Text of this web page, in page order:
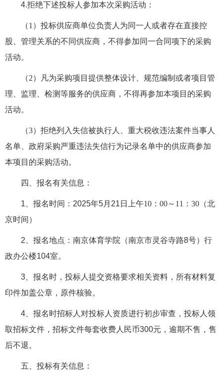
4.拒绝下述投标人参加本次采购活动：
（1）投标供应商单位负责人为同一人或者存在直接控
股、管理关系的不同供应商，不得参加同一合同项下的采购
活动。
（2）凡为采购项目提供整体设计、规范编制或者项目管
理、监理、检测等服务的供应商，不得再参加本项目的采购
活动。
（3）拒绝列入失信被执行人、重大税收违法案件当事人
名单、政府采购严重违法失信行为记录名单中的供应商参加
本项目的采购活动。
四、报名有关信息：
1、报名时间：2025年5月 21 日上午10：00～11：30（北
京时间）
2、报名地点：南京体育学院（南京市灵谷寺路8号）行
政办公楼104室。
3、报名时，投标人提交资格要求相关资料，所有材料复
印件加盖公章，原件核验。
4、报名时招标人对投标人资质进行初步审查，投标人领
取招标文件，招标文件每套收费人民币300元，逾期不售，售
后不退。
五、投标有关信息：